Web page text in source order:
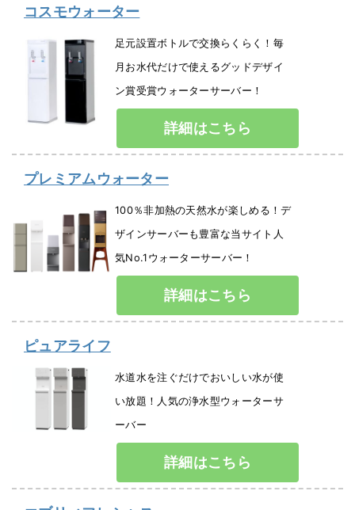
コスモウォーター
足元設置ボトルで交換らくらく！毎
月お水代だけで使えるグッドデザイ
ン賞受賞ウォーターサーバー！
詳細はこちら
プレミアムウォーター
100％非加熱の天然水が楽しめる！デ
ザインサーバーも豊富な当サイト人
気No.1ウォーターサーバー！
詳細はこちら
ピュアライフ
水道水を注ぐだけでおいしい水が使
い放題！人気の浄水型ウォーターサ
ーバー
詳細はこちら